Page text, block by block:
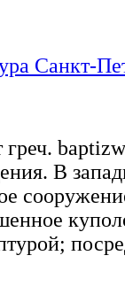
Санкт-
греч.
В